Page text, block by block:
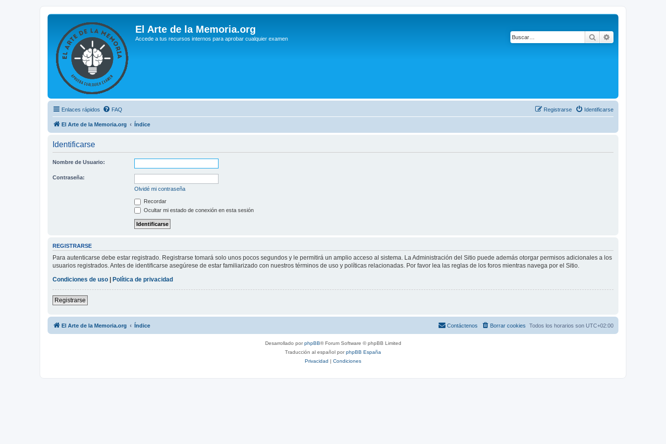
El Arte de la Memoria.org
Accede a tus recursos internos para aprobar cualquier examen Buscar
Enlaces rápidos FAQ Identificarse
Registrarse
El Arte de la Memoria.org Índice
Identificarse
Nombre de Usuario:
Contraseña:
Olvidé mi contraseña
Recordar
Ocultar mi estado de conexión en esta sesión
REGISTRARSE
Para autenticarse debe estar registrado. Registrarse tomará solo unos pocos segundos y le permitirá un amplio acceso al sistema. La Administración del Sitio puede además otorgar permisos adicionales a los
usuarios registrados. Antes de identificarse asegúrese de estar familiarizado con nuestros términos de uso y políticas relacionadas. Por favor lea las reglas de los foros mientras navega por el Sitio.
Condiciones de uso | Política de privacidad
Registrarse
El Arte de la Memoria.org Índice Todos los horarios son UTC+02:00
Borrar cookies
Contáctenos
Desarrollado porphpBB® Forum Software © phpBB Limited
Traducción al español porphpBB España
Privacidad | Condiciones